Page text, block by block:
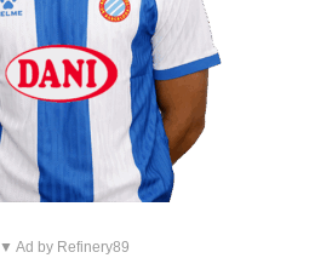
▼ Ad by Refinery89